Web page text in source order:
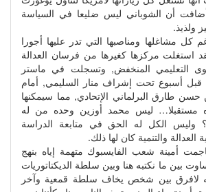
أن الشوباني ليس ضليعا في السياسة
كل مشاغلها ومناصبها التي تدر عليها أجورا
استغلت مركزها كغيرها من فرسان العدالة
التعليمي المنخفض, وتسجلت في ماستر
أسبوع تحت إشراف منار السليمي, أمام
طارق البرلماني الإتحادي, مما سيمكنها
مستقبلا… ليس محمد أوزين وحده من له
الكل له الحق في متابعة الدراسة
والتنمية كان لها ذلك.
أمينة شعب الفايسبوك متهمة إياه بنهج
بين ما نكتبه هنا وبين سلطة الديكتاتوريات
لافرق بين شخص يخاف سلطة قمعية وآخر